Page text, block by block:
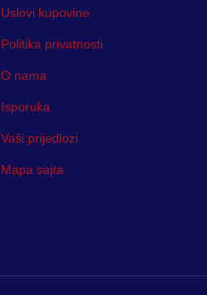
Uslovi kupovine
Politika privatnosti
O nama
Isporuka
Vaši prijedlozi
Mapa sajta